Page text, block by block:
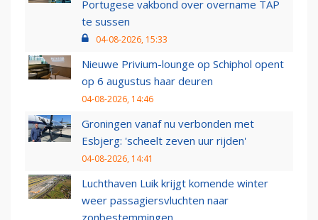
Portugese vakbond over overname TAP
te sussen
04-08-2026, 15:33
Nieuwe Privium-lounge op Schiphol opent
op 6 augustus haar deuren
04-08-2026, 14:46
Groningen vanaf nu verbonden met
Esbjerg: 'scheelt zeven uur rijden'
04-08-2026, 14:41
Luchthaven Luik krijgt komende winter
weer passagiersvluchten naar